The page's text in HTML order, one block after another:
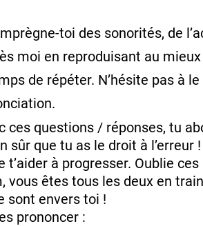
toi des sonorités, de
moi en reproduisant au
de répéter. N’hésite pas à
ces questions / réponses, tu
sûr que tu as le droit à
à progresser. Oublie
vous êtes tous les deux en
sont envers toi !
prononcer :